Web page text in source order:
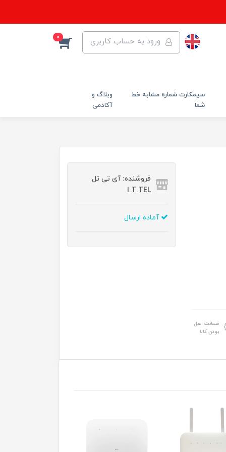
ورود به حساب کاربری 0
سیمکارت شماره مشابه خط
شما
وبلاگ و
آکادمی
ضمانت اصل
بودن کالا
فروشنده: آی تی تل
I.T.TEL
آماده ارسال